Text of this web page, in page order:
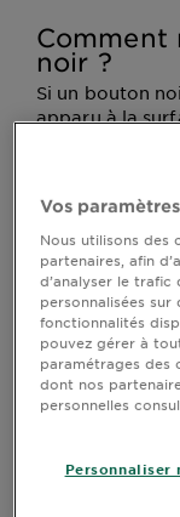
Comment
noir ?
Si un bouton
apparu à la
Contrairement
Ils sont
filaments
teinter de noir
gras présents
Quelles
des
L’apparition
des façons, et
permettre de
vous tourner.
Vos
Nous utilisons des
partenaires, afin
d’analyser le
personnalisées
fonctionnalités
pouvez gérer à
paramétrages des
dont nos
personnelles
Personnaliser